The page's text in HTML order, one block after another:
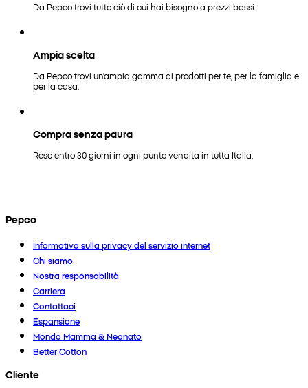
Da Pepco trovi tutto ciò di cui hai bisogno a prezzi bassi.
Ampia scelta
Da Pepco trovi un'ampia gamma di prodotti per te, per la famiglia e
per la casa.
Compra senza paura
Reso entro 30 giorni in ogni punto vendita in tutta Italia.
Pepco
Informativa sulla privacy del servizio internet
Chi siamo
Nostra responsabilità
Carriera
Contattaci
Espansione
Mondo Mamma & Neonato
Better Cotton
Cliente